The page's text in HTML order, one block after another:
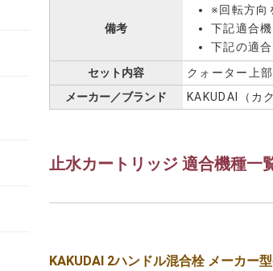
備考
※回転方向
下記適合
下記の適
セット内容
クォーター上
メーカー／ブランド
KAKUDAI（カ
止水カートリッジ 適合機種一
KAKUDAI 2ハンドル混合栓 メーカー